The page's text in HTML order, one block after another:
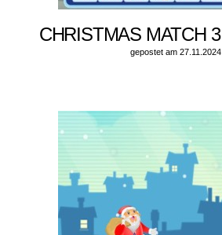
CHRISTMAS MATCH 3
gepostet am 27.11.2024